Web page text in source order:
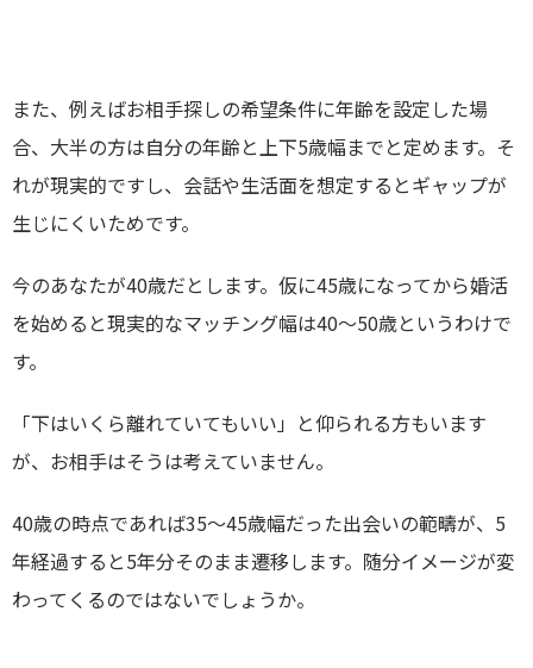
また、例えばお相手探しの希望条件に年齢を設定した場
合、大半の方は自分の年齢と上下5歳幅までと定めます。そ
れが現実的ですし、会話や生活面を想定するとギャップが
生じにくいためです。
今のあなたが40歳だとします。仮に45歳になってから婚活
を始めると現実的なマッチング幅は40～50歳というわけで
す。
「下はいくら離れていてもいい」と仰られる方もいます
が、お相手はそうは考えていません。
40歳の時点であれば35～45歳幅だった出会いの範疇が、 5
年経過すると5年分そのまま遷移します。随分イメージが変
わってくるのではないでしょうか。